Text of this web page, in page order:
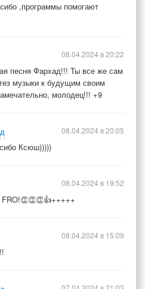
,программы помогают
песня Фархад!!! Ты все же сам
музыки к будущим своим
молодец!!! +9
08.04.2024 в 20:22
Ксюш)))))
08.04.2024 в 20:05
08.04.2024 в 19:52
08.04.2024 в 15:09